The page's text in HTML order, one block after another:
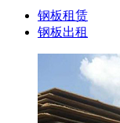
钢板租赁
钢板出租